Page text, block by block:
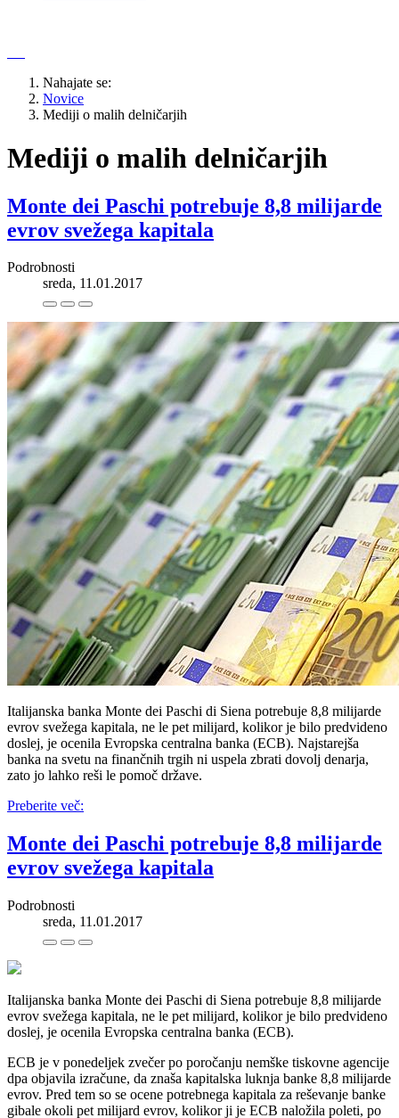
Nahajate se:
Novice
Mediji o malih delničarjih
Mediji o malih delničarjih
Monte dei Paschi potrebuje 8,8 milijarde
evrov svežega kapitala
Podrobnosti
sreda, 11.01.2017
Italijanska banka Monte dei Paschi di Siena potrebuje 8,8 milijarde
evrov svežega kapitala, ne le pet milijard, kolikor je bilo predvideno
doslej, je ocenila Evropska centralna banka (ECB). Najstarejša
banka na svetu na finančnih trgih ni uspela zbrati dovolj denarja,
zato jo lahko reši le pomoč države.
Preberite več:
Monte dei Paschi potrebuje 8,8 milijarde
evrov svežega kapitala
Podrobnosti
sreda, 11.01.2017
Italijanska banka Monte dei Paschi di Siena potrebuje 8,8 milijarde
evrov svežega kapitala, ne le pet milijard, kolikor je bilo predvideno
doslej, je ocenila Evropska centralna banka (ECB).
ECB je v ponedeljek zvečer po poročanju nemške tiskovne agencije
dpa objavila izračune, da znaša kapitalska luknja banke 8,8 milijarde
evrov. Pred tem so se ocene potrebnega kapitala za reševanje banke
gibale okoli pet milijard evrov, kolikor ji je ECB naložila poleti, po